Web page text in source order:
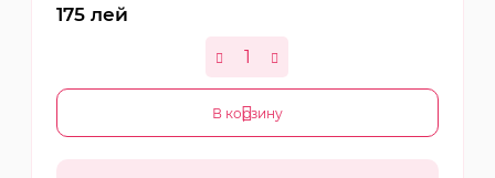
175 лей
В корзину